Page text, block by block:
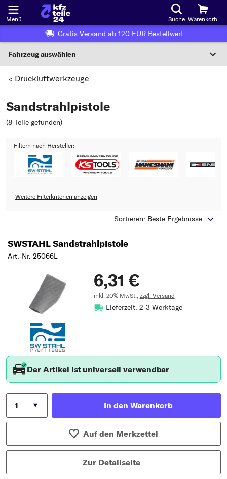
Menü Suche Warenkorb
Gratis Versand ab 120 EUR Bestellwert
Fahrzeug auswählen
Wo finde ich die?
Oder Fahrzeugauswahl nach Kriterien:
> Druckluftwerkzeuge
Sandstrahlpistole
(8 Teile gefunden)
Filtern nach Hersteller:
Weitere Filterkriterien anzeigen
Sortieren: Beste Ergebnisse
SWSTAHL Sandstrahlpistole
Art.-Nr. 25066L
6,31 €
inkl. 20% MwSt., zzgl. Versand
Lieferzeit: 2-3 Werktage
Der Artikel ist universell verwendbar
In den Warenkorb
Auf den Merkzettel
Zur Detailseite